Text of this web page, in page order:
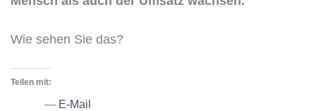
Wie sehen Sie das?
Teilen mit:
E-Mail